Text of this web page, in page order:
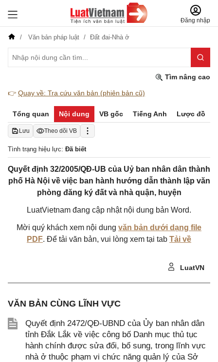
Đăng nhập
Văn bản pháp luật Đất đai-Nhà ở
Tìm nâng cao
👉 Quay về: Tra cứu văn bản (phiên bản cũ)
Tổng quan Nội dung VB gốc Tiếng Anh Lược đồ
Lưu Theo dõi VB
Tình trạng hiệu lực: Đã biết
Quyết định 32/2005/QĐ-UB của Uỷ ban nhân dân thành
phố Hà Nội về việc ban hành hướng dẫn thành lập văn
phòng đăng ký đất và nhà quận, huyện
LuatVietnam đang cập nhật nội dung bản Word.
Mời quý khách xem nội dung văn bản dưới dạng file
PDF. Để tải văn bản, vui lòng xem tại tab Tải về
LuatVN
VĂN BẢN CÙNG LĨNH VỰC
Quyết định 2472/QĐ-UBND của Ủy ban nhân dân
tỉnh Đắk Lắk về việc công bố Danh mục thủ tục
hành chính được sửa đổi, bổ sung, trong lĩnh vực
nhà ở thuộc phạm vi chức năng quản lý của Sở